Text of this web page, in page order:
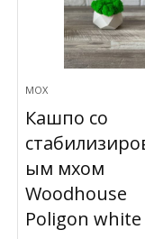
МОХ
Кашпо со
ым мхом
Woodhouse
Poligon white